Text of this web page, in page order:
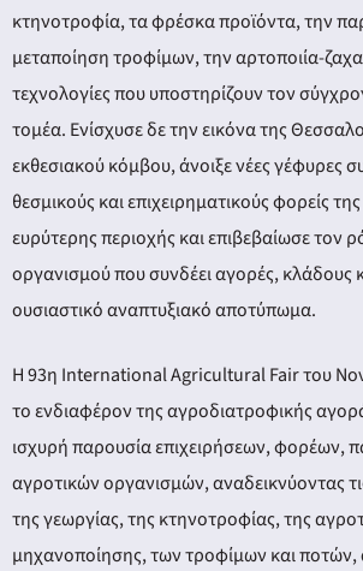
κτηνοτροφία, τα φρέσκα προϊόντα, την
μεταποίηση τροφίμων, την αρτοποιία-
τεχνολογίες που υποστηρίζουν τον
τομέα. Ενίσχυσε δε την εικόνα της
εκθεσιακού κόμβου, άνοιξε νέες γέφυρες
θεσμικούς και επιχειρηματικούς φορείς
ευρύτερης περιοχής και επιβεβαίωσε τον
οργανισμού που συνδέει αγορές, κλάδους
ουσιαστικό αναπτυξιακό αποτύπωμα.
Η 93η International Agricultural Fair του
το ενδιαφέρον της αγροδιατροφικής
ισχυρή παρουσία επιχειρήσεων, φορέων,
αγροτικών οργανισμών, αναδεικνύοντας
της γεωργίας, της κτηνοτροφίας, της
μηχανοποίησης, των τροφίμων και ποτών,